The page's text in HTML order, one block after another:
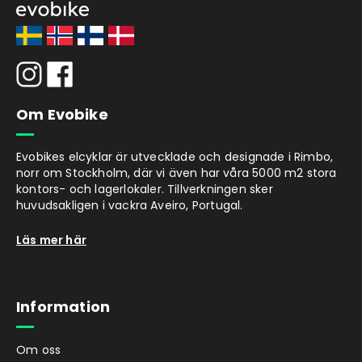
Räckvidd
Med en räckvidd på 15-20 km ger Evobike
Balance JR barnen friheten att utforska
större områden utan oro. Den långa lektiden
innebär att äventyret aldrig behöver ta slut i
förtid.
Säkerhet
Notera att denna produkt har en hög
topphastighet (18 km/h). Vi vill uppmana dig
under användning samt se till att lämplig
Cykelns bakmonterade 250W borstlösa
säkerställer en jämn och effektiv åktur.
Om Evobike
Evobikes elcyklar är utvecklade och designade i Rimbo,
norr om Stockholm, där vi även har våra 5000 m2 stora
kontors- och lagerlokaler. Tillverkningen sker
huvudsakligen i vackra Aveiro, Portugal.
Läs mer här
Information
Om oss